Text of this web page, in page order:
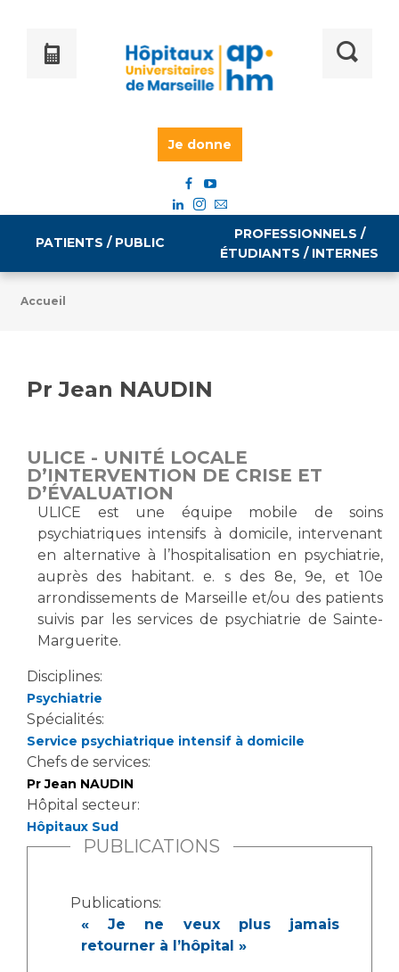
Je donne
PATIENTS / PUBLIC
Tarifs
Vous allez être hospitalisé(e)
Vous avez un examen d'imagerie ou de radiologie
à réaliser
Vous avez une analyse à réaliser
Vous venez en consultation
myaphm, votre espace santé en ligne
Infos COVID-19
Culture à l'hôpital
Laïcité et cultes
Les associations
Livret d'accueil
Salon des familles
Transports sanitaires
Vos droits, vos devoirs
Handicap
PROFESSIONNELS /
ÉTUDIANTS / INTERNES
Emploi / formation
Emplois administratifs
Emplois médicaux
Espace Formation
Étudiants hospitaliers
Emplois techniques et médico-techniques
Emplois divers
Emplois socio-éducatifs
Statuts
Stages paramédicaux
Chercheurs
La recherche clinique à l'AP-HM
Les structures de recherche
Plateforme des internes
Accueil
Pr Jean NAUDIN
ULICE - UNITÉ LOCALE
D’INTERVENTION DE CRISE ET
D’ÉVALUATION
ULICE est une équipe mobile de soins
psychiatriques intensifs à domicile, intervenant
en alternative à l’hospitalisation en psychiatrie,
auprès des habitant. e. s des 8e, 9e, et 10e
arrondissements de Marseille et/ou des patients
suivis par les services de psychiatrie de Sainte-
Marguerite.
Disciplines:
Psychiatrie
Spécialités:
Service psychiatrique intensif à domicile
Chefs de services:
Pr Jean NAUDIN
Hôpital secteur:
Hôpitaux Sud
PUBLICATIONS
Publications:
« Je ne veux plus jamais
retourner à l’hôpital »